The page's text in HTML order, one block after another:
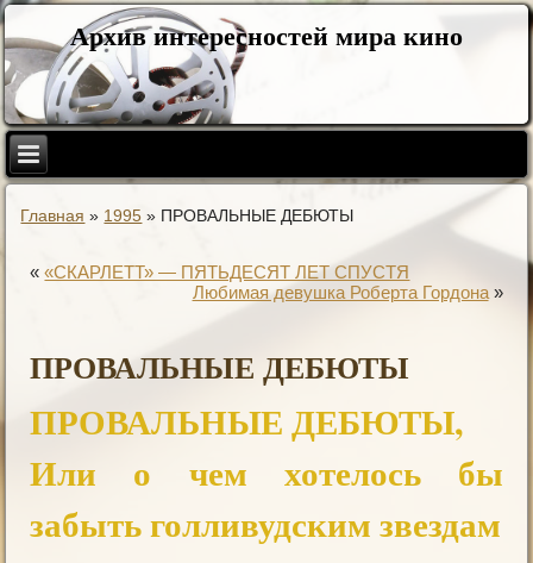
Архив интересностей мира кино
Главная » 1995 » ПРОВАЛЬНЫЕ ДЕБЮТЫ
««СКАРЛЕТТ» — ПЯТЬДЕСЯТ ЛЕТ СПУСТЯ
Любимая девушка Робеpта Гоpдона»
ПРОВАЛЬНЫЕ ДЕБЮТЫ
ПРОВАЛЬНЫЕ ДЕБЮТЫ,
Или о чем хотелось бы
забыть голливудским звездам